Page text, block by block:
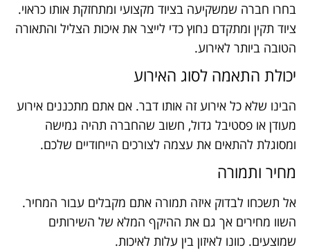
בחרו חברה שמשקיעה בציוד מקצועי ומתחזקת אותו כראוי.
ציוד תקין ומתקדם נחוץ כדי לייצר את איכות הצליל והתאורה
הטובה ביותר לאירוע.
יכולת התאמה לסוג האירוע
הבינו שלא כל אירוע זה אותו דבר. אם אתם מתכננים אירוע
מעודן או פסטיבל גדול, חשוב שהחברה תהיה גמישה
ומסוגלת להתאים את עצמה לצורכים הייחודיים שלכם.
מחיר ותמורה
אל תשכחו לבדוק איזה תמורה אתם מקבלים עבור המחיר.
השוו מחירים אך גם את ההיקף המלא של השירותים
שמוצעים. כוונו לאיזון בין עלות לאיכות.